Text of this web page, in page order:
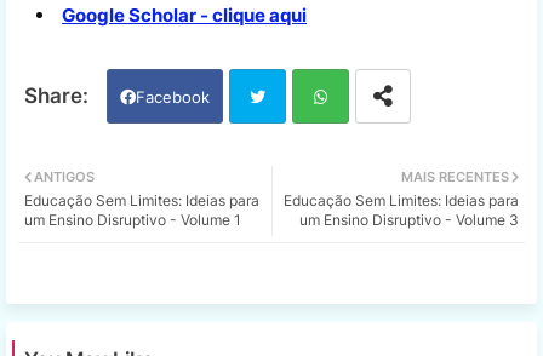
Google Scholar - clique aqui
Facebook
tter ats
MAIS RECENTES
Educação Sem Limites: Ideias para
um Ensino Disruptivo - Volume 3
ANTIGOS
Educação Sem Limites: Ideias para
um Ensino Disruptivo - Volume 1